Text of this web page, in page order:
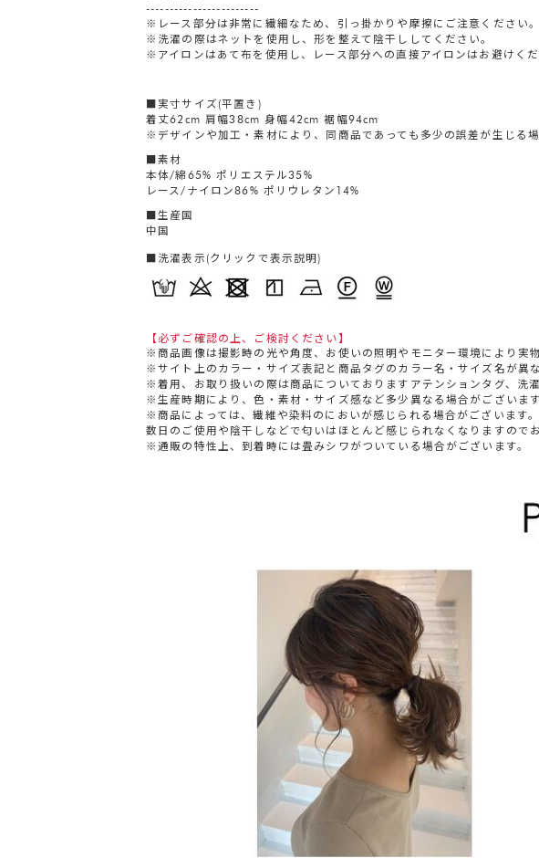
------------------------
※レース部分は非常に繊細なため、引っ掛かりや摩擦にご注意ください。
※洗濯の際はネットを使用し、形を整えて陰干ししてください。
※アイロンはあて布を使用し、レース部分への直接アイロンはお避けくだ
■実寸サイズ(平置き)
着丈62cm 肩幅38cm 身幅42cm 裾幅94cm
※デザインや加工・素材により、同商品であっても多少の誤差が生じる場
■素材
本体/綿65% ポリエステル35%
レース/ナイロン86% ポリウレタン14%
■生産国
中国
■洗濯表示(クリックで表示説明)
【必ずご確認の上、ご検討ください】
※商品画像は撮影時の光や角度、お使いの照明やモニター環境により実
※サイト上のカラー・サイズ表記と商品タグのカラー名・サイズ名が異
※着用、お取り扱いの際は商品についておりますアテンションタグ、洗
※生産時期により、色・素材・サイズ感など多少異なる場合がございます
※商品によっては、繊維や染料のにおいが感じられる場合がございます。
数日のご使用や陰干しなどで匂いはほとんど感じられなくなりますので
※通販の特性上、到着時には畳みシワがついている場合がございます。